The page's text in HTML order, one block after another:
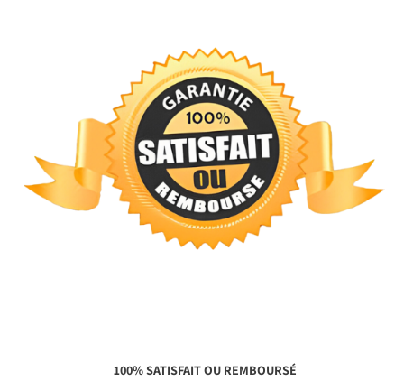
100% SATISFAIT OU REMBOURSÉ